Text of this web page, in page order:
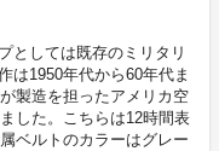
としては既存のミリタリ
は1950年代から60年代ま
製造を担ったアメリカ空
した。こちらは12時間表
ベルトのカラーはグレー